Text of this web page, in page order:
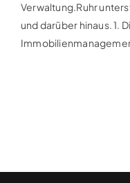
Verwaltung.Ruhr
und darüber hinaus. 1.